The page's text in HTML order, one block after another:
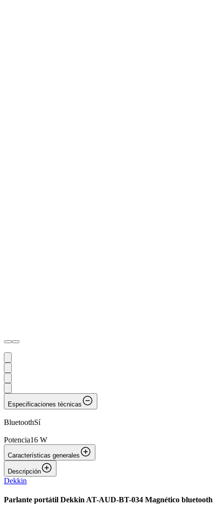
Especificaciones técnicas
BluetoothSí
Potencia16 W
Características generales
Descripción
Dekkin
Parlante portátil Dekkin AT-AUD-BT-034 Magnético bluetooth